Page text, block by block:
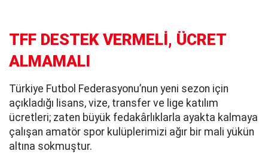
TFF DESTEK VERMELİ, ÜCRET
ALMAMALI
Türkiye Futbol Federasyonu’nun yeni sezon için
açıkladığı lisans, vize, transfer ve lige katılım
ücretleri; zaten büyük fedakârlıklarla ayakta kalmaya
çalışan amatör spor kulüplerimizi ağır bir mali yükün
altına sokmuştur.